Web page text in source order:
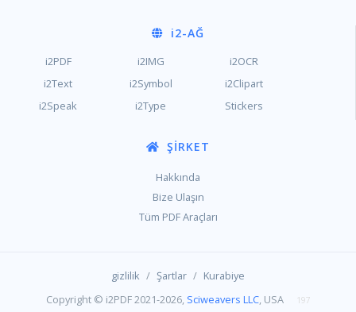
i2-AĞ
i2PDF i2IMG
i2OCR
i2Text
i2Symbol
i2Clipart
i2Speak
i2Type Stickers
ŞIRKET
Hakkında
Bize Ulaşın
Tüm PDF Araçları
gizlilik / Şartlar / Kurabiye
Copyright © i2PDF 2021-2026, Sciweavers LLC, USA 197